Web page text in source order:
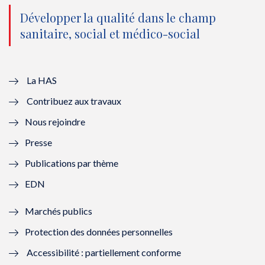
o
u
l
l
f
n
ê
t
n
o
e
e
n
ê
o
u
ê
t
n
o
ê
Développer la qualité dans le champ
sanitaire, social et médico-social
La HAS
Contribuez aux travaux
Nous rejoindre
Presse
Publications par thème
EDN
Marchés publics
Protection des données personnelles
Accessibilité : partiellement conforme